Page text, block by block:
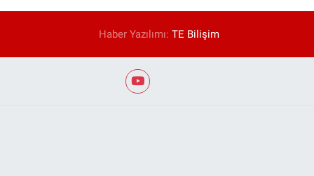
Haber Yazılımı:TE Bilişim